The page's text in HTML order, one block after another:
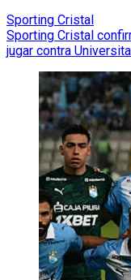
Sporting Cristal
Sporting Cristal
jugar contra